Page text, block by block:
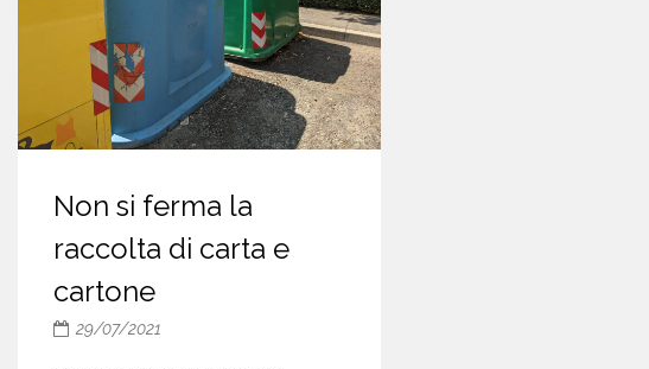
Non si ferma la
raccolta di carta e
cartone
29/07/2021